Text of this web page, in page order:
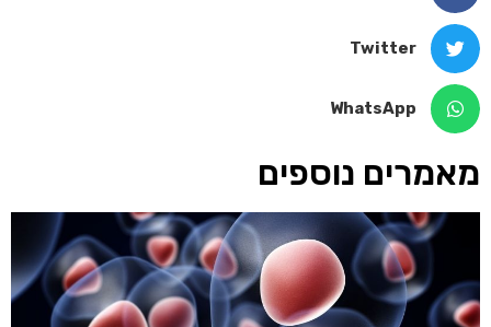
Twitter
WhatsApp
מאמרים נוספים